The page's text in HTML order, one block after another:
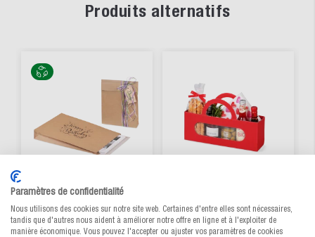
Produits alternatifs
Pochette cadeau de
papier kraft
Sac cadeau avec
fenêtre de
Paramètres de confidentialité
Nous utilisons des cookies sur notre site web. Certaines d'entre elles sont nécessaires,
tandis que d'autres nous aident à améliorer notre offre en ligne et à l'exploiter de
manière économique. Vous pouvez l'accepter ou ajuster vos paramètres de cookies